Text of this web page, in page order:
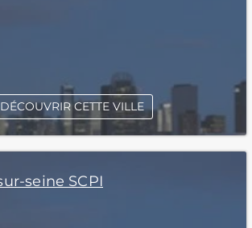
DÉCOUVRIR CETTE VILLE
seine SCPI